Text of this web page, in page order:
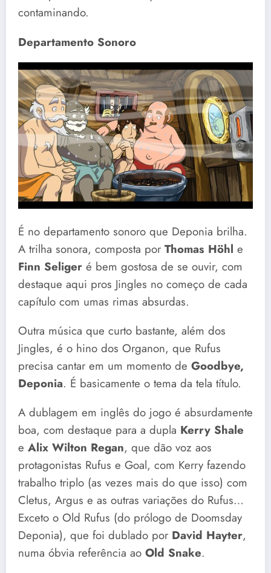
contaminando.
Departamento Sonoro
É no departamento sonoro que Deponia brilha.
A trilha sonora, composta por Thomas Höhl e
Finn Seliger é bem gostosa de se ouvir, com
destaque aqui pros Jingles no começo de cada
capítulo com umas rimas absurdas.
Outra música que curto bastante, além dos
Jingles, é o hino dos Organon, que Rufus
precisa cantar em um momento de Goodbye,
Deponia. É basicamente o tema da tela título.
A dublagem em inglês do jogo é absurdamente
boa, com destaque para a dupla Kerry Shale
e Alix Wilton Regan, que dão voz aos
protagonistas Rufus e Goal, com Kerry fazendo
trabalho triplo (as vezes mais do que isso) com
Cletus, Argus e as outras variações do Rufus…
Exceto o Old Rufus (do prólogo de Doomsday
Deponia), que foi dublado por David Hayter,
numa óbvia referência ao Old Snake.